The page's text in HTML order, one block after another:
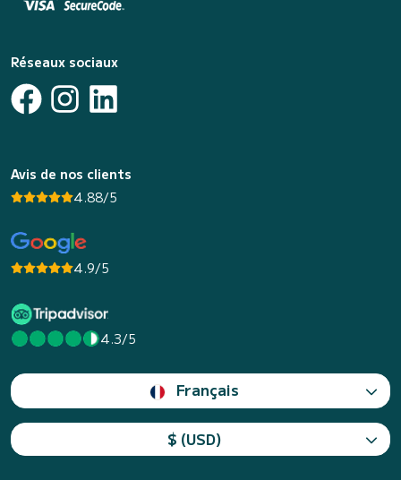
Réseaux sociaux
Avis de nos clients
4.88/5
4.9/5
4.3/5
Français
$ (USD)